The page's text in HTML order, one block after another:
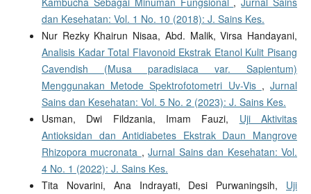
dan Kesehatan: Vol. 1 No. 10 (2018): J. Sains Kes.
Nur Rezky Khairun Nisaa, Abd. Malik, Virsa Handayani,
Analisis Kadar Total Flavonoid Ekstrak Etanol Kulit Pisang
Cavendish (Musa paradisiaca var. Sapientum)
Menggunakan Metode Spektrofotometri Uv-Vis ,Jurnal
Sains dan Kesehatan: Vol. 5 No. 2 (2023): J. Sains Kes.
Usman, Dwi Fildzania, Imam Fauzi, Uji Aktivitas
Antioksidan dan Antidiabetes Ekstrak Daun Mangrove
Rhizopora mucronata ,Jurnal Sains dan Kesehatan: Vol.
4 No. 1 (2022): J. Sains Kes.
Tita Novarini, Ana Indrayati, Desi Purwaningsih, Uji